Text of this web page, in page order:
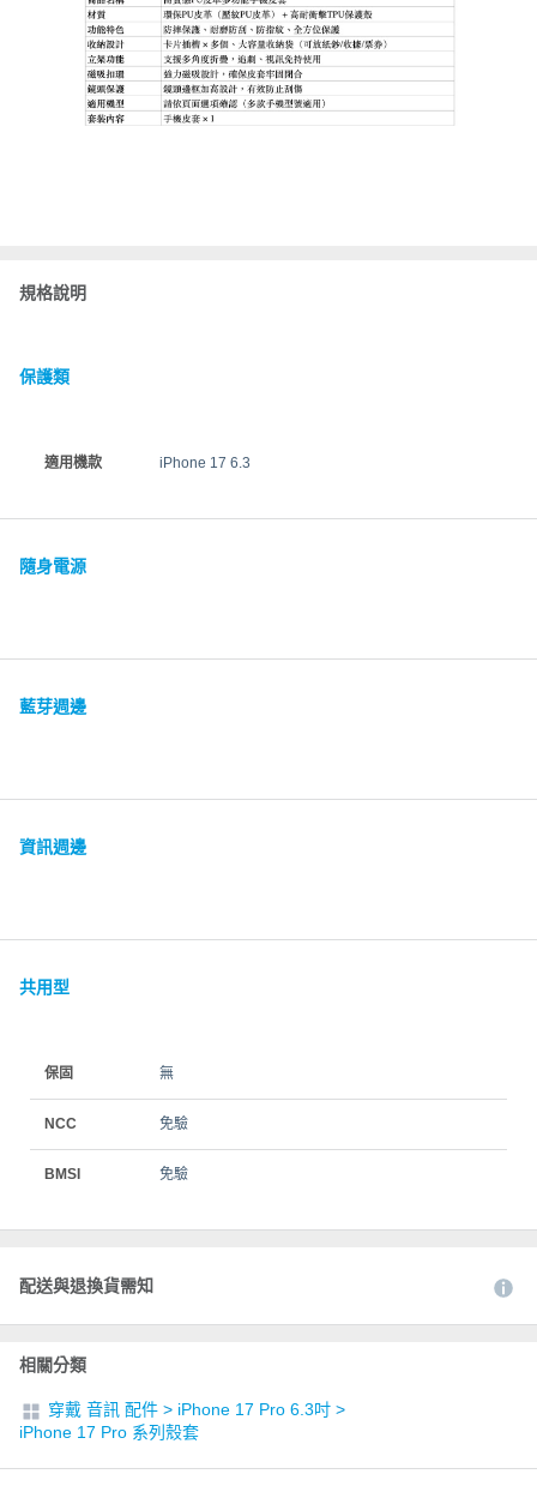
規格說明
保護類
適用機款 iPhone 17 6.3
隨身電源
藍芽週邊
資訊週邊
共用型
保固 無
NCC 免驗
BMSI 免驗
配送與退換貨需知
相關分類
穿戴 音訊 配件 > iPhone 17 Pro 6.3吋 >
iPhone 17 Pro 系列殼套